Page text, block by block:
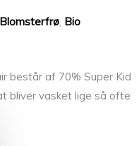
Blomsterfrø, Bio
består af 70% Super Kid
bliver vasket lige så ofte